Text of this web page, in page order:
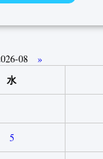
08 »
水
5